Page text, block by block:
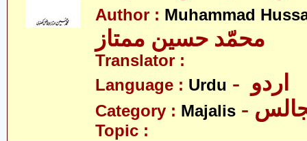
Author : Muhammad
محمّد حسین ممتاز
Translator :
Language : Urdu
Category : Majalis
Topic :